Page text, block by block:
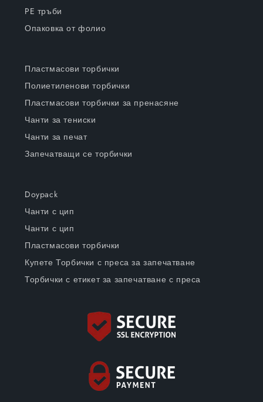
PE тръби
Опаковка от фолио
Пластмасови торбички
Полиетиленови торбички
Пластмасови торбички за пренасяне
Чанти за тениски
Чанти за печат
Запечатващи се торбички
Doypack
Чанти с цип
Чанти с цип
Пластмасови торбички
Купете Торбички с преса за запечатване
Торбички с етикет за запечатване с преса